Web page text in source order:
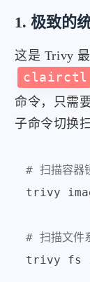
1. 极致的
这是 Trivy
clairctl
命令，只需
子命令切换
# 扫描容器
trivy
# 扫描文件
trivy fs